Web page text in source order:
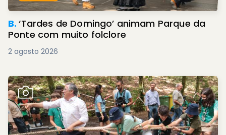
B.‘Tardes de Domingo’ animam Parque da
Ponte com muito folclore
2 agosto 2026